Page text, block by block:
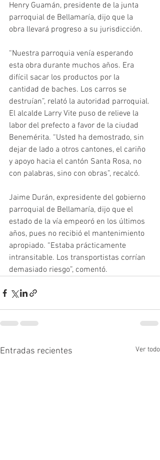
Henry Guamán, presidente de la junta
parroquial de Bellamaría, dijo que la
obra llevará progreso a su jurisdicción.
“Nuestra parroquia venía esperando
esta obra durante muchos años. Era
difícil sacar los productos por la
cantidad de baches. Los carros se
destruían”, relató la autoridad parroquial.
El alcalde Larry Vite puso de relieve la
labor del prefecto a favor de la ciudad
Benemérita. “Usted ha demostrado, sin
dejar de lado a otros cantones, el cariño
y apoyo hacia el cantón Santa Rosa, no
con palabras, sino con obras”, recalcó.
Jaime Durán, expresidente del gobierno
parroquial de Bellamaría, dijo que el
estado de la vía empeoró en los últimos
años, pues no recibió el mantenimiento
apropiado. “Estaba prácticamente
intransitable. Los transportistas corrían
demasiado riesgo”, comentó.
Entradas recientes Ver todo